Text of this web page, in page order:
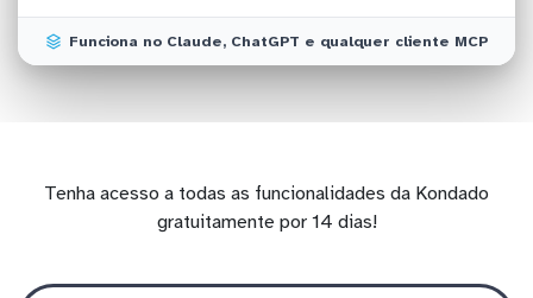
Funciona no Claude, ChatGPT e qualquer cliente MCP
Tenha acesso a todas as funcionalidades da Kondado
gratuitamente por 14 dias!